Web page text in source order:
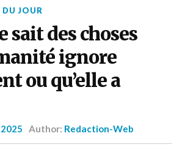
DU JOUR
sait des choses
ignore
ou qu’elle a
Author: Redaction-Web